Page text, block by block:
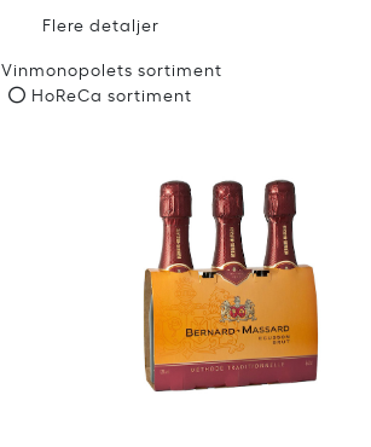
Flere detaljer
Vinmonopolets sortiment
HoReCa sortiment